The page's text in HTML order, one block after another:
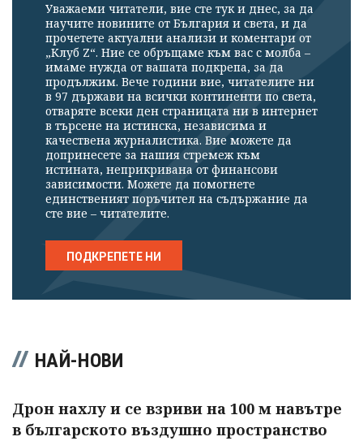
Уважаеми читатели, вие сте тук и днес, за да
научите новините от България и света, и да
прочетете актуални анализи и коментари от
„Клуб Z“. Ние се обръщаме към вас с молба –
имаме нужда от вашата подкрепа, за да
продължим. Вече години вие, читателите ни
в 97 държави на всички континенти по света,
отваряте всеки ден страницата ни в интернет
в търсене на истинска, независима и
качествена журналистика. Вие можете да
допринесете за нашия стремеж към
истината, неприкривана от финансови
зависимости. Можете да помогнете
единственият поръчител на съдържание да
сте вие – читателите.
ПОДКРЕПЕТЕ НИ
НАЙ-НОВИ
Дрон нахлу и се взриви на 100 м навътре
в българското въздушно пространство